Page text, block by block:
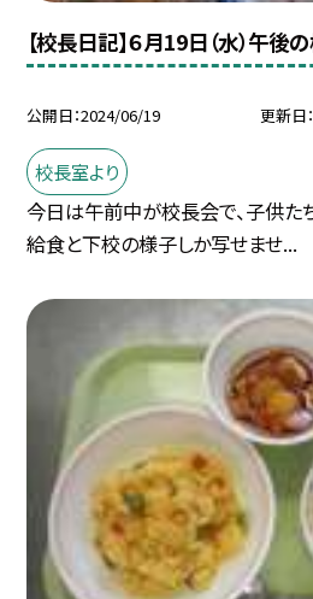
【校長日記】６月19日（水）午後
公開日 2024/06/19 更新日
校長室より
今日は午前中が校長会で、子供た
給食と下校の様子しか写せませ...